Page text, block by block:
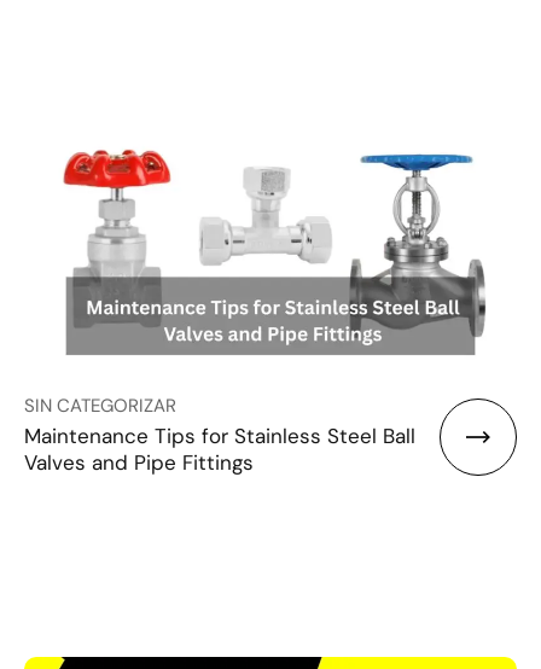
SIN CATEGORIZAR
Maintenance Tips for Stainless Steel Ball
Valves and Pipe Fittings